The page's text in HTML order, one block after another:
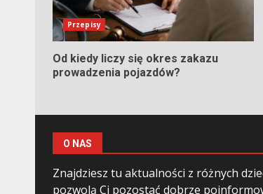
Przepisy
Od kiedy liczy się okres zakazu
prowadzenia pojazdów?
O NAS
Znajdziesz tu aktualności z różnych
pozwolą Ci pozostać dobrze